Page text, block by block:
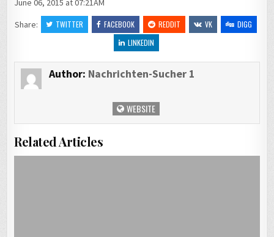
June 06, 2015 at 07:21AM
Share:
TWITTER FACEBOOK REDDIT VK
DIGG
LINKEDIN
Author: Nachrichten-Sucher 1
WEBSITE
Related Articles